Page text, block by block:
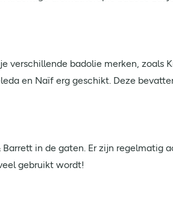
verschillende badolie merken, zoals
en Naïf erg geschikt. Deze
Barrett in de gaten. Er zijn regelmatig
gebruikt wordt!